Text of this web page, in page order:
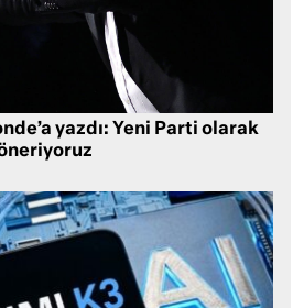
yazdı: Yeni Parti olarak